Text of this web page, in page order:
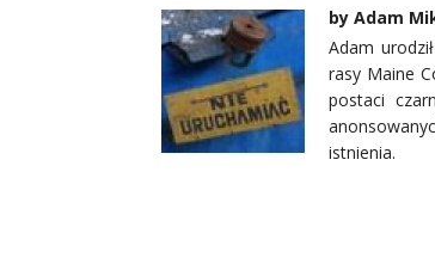
by Adam
Adam
rasy Maine
postaci
istnienia.